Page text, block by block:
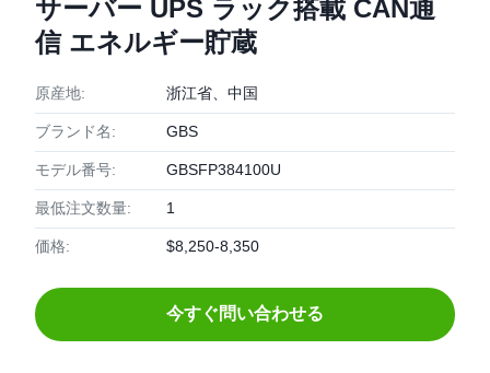
サーバー UPS ラック搭載 CAN通
信 エネルギー貯蔵
原産地: 浙江省、中国
ブランド名: GBS
モデル番号: GBSFP384100U
最低注文数量: 1
価格: $8,250-8,350
今すぐ問い合わせる